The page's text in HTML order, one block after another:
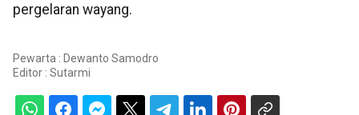
pergelaran wayang.
Pewarta : Dewanto Samodro
Editor : Sutarmi